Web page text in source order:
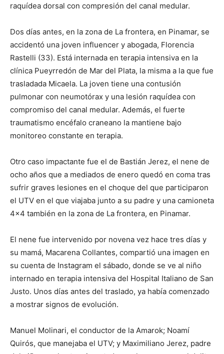
raquídea dorsal con compresión del canal medular.
Dos días antes, en la zona de La frontera, en Pinamar, se
accidentó una joven influencer y abogada, Florencia
Rastelli (33). Está internada en terapia intensiva en la
clínica Pueyrredón de Mar del Plata, la misma a la que fue
trasladada Micaela. La joven tiene una contusión
pulmonar con neumotórax y una lesión raquídea con
compromiso del canal medular. Además, el fuerte
traumatismo encéfalo craneano la mantiene bajo
monitoreo constante en terapia.
Otro caso impactante fue el de Bastián Jerez, el nene de
ocho años que a mediados de enero quedó en coma tras
sufrir graves lesiones en el choque del que participaron
el UTV en el que viajaba junto a su padre y una camioneta
4×4 también en la zona de La frontera, en Pinamar.
El nene fue intervenido por novena vez hace tres días y
su mamá, Macarena Collantes, compartió una imagen en
su cuenta de Instagram el sábado, donde se ve al niño
internado en terapia intensiva del Hospital Italiano de San
Justo. Unos días antes del traslado, ya había comenzado
a mostrar signos de evolución.
Manuel Molinari, el conductor de la Amarok; Noamí
Quirós, que manejaba el UTV; y Maximiliano Jerez, padre